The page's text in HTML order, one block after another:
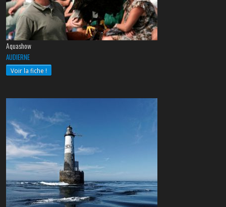
Aquashow
AUDIERNE
Voir la fiche !